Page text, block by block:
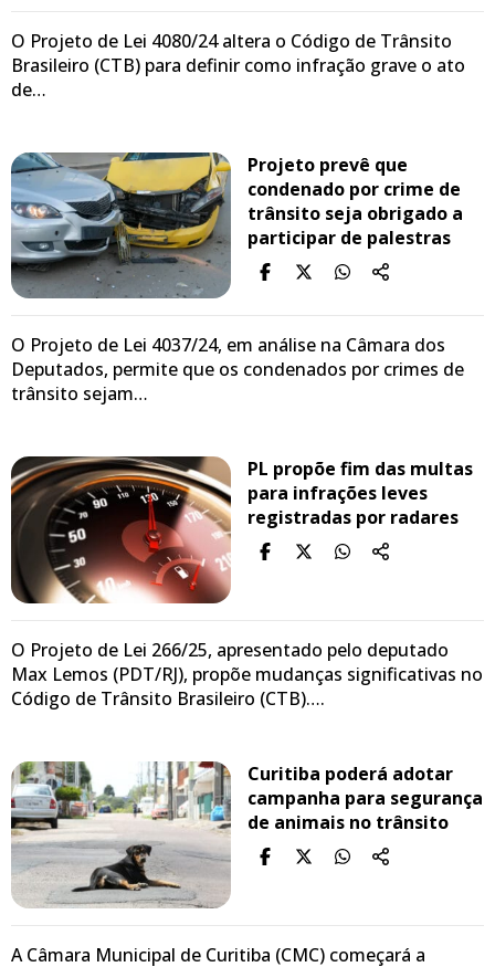
O Projeto de Lei 4080/24 altera o Código de Trânsito
Brasileiro (CTB) para definir como infração grave o ato
de…
Projeto prevê que
condenado por crime de
trânsito seja obrigado a
participar de palestras
O Projeto de Lei 4037/24, em análise na Câmara dos
Deputados, permite que os condenados por crimes de
trânsito sejam…
PL propõe fim das multas
para infrações leves
registradas por radares
O Projeto de Lei 266/25, apresentado pelo deputado
Max Lemos (PDT/RJ), propõe mudanças significativas no
Código de Trânsito Brasileiro (CTB)….
Curitiba poderá adotar
campanha para segurança
de animais no trânsito
A Câmara Municipal de Curitiba (CMC) começará a